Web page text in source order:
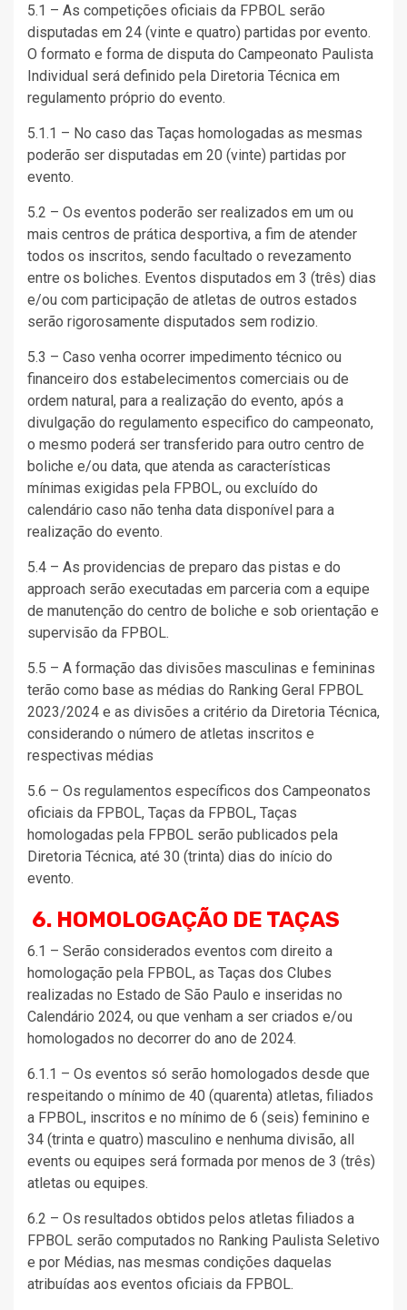
5.1 – As competições oficiais da FPBOL serão
disputadas em 24 (vinte e quatro) partidas por evento.
O formato e forma de disputa do Campeonato Paulista
Individual será definido pela Diretoria Técnica em
regulamento próprio do evento.
5.1.1 – No caso das Taças homologadas as mesmas
poderão ser disputadas em 20 (vinte) partidas por
evento.
5.2 – Os eventos poderão ser realizados em um ou
mais centros de prática desportiva, a fim de atender
todos os inscritos, sendo facultado o revezamento
entre os boliches. Eventos disputados em 3 (três) dias
e/ou com participação de atletas de outros estados
serão rigorosamente disputados sem rodizio.
5.3 – Caso venha ocorrer impedimento técnico ou
financeiro dos estabelecimentos comerciais ou de
ordem natural, para a realização do evento, após a
divulgação do regulamento especifico do campeonato,
o mesmo poderá ser transferido para outro centro de
boliche e/ou data, que atenda as características
mínimas exigidas pela FPBOL, ou excluído do
calendário caso não tenha data disponível para a
realização do evento.
5.4 – As providencias de preparo das pistas e do
approach serão executadas em parceria com a equipe
de manutenção do centro de boliche e sob orientação e
supervisão da FPBOL.
5.5 – A formação das divisões masculinas e femininas
terão como base as médias do Ranking Geral FPBOL
2023/2024 e as divisões a critério da Diretoria Técnica,
considerando o número de atletas inscritos e
respectivas médias
5.6 – Os regulamentos específicos dos Campeonatos
oficiais da FPBOL, Taças da FPBOL, Taças
homologadas pela FPBOL serão publicados pela
Diretoria Técnica, até 30 (trinta) dias do início do
evento.
6. HOMOLOGAÇÃO DE TAÇAS
6.1 – Serão considerados eventos com direito a
homologação pela FPBOL, as Taças dos Clubes
realizadas no Estado de São Paulo e inseridas no
Calendário 2024, ou que venham a ser criados e/ou
homologados no decorrer do ano de 2024.
6.1.1 – Os eventos só serão homologados desde que
respeitando o mínimo de 40 (quarenta) atletas, filiados
a FPBOL, inscritos e no mínimo de 6 (seis) feminino e
34 (trinta e quatro) masculino e nenhuma divisão, all
events ou equipes será formada por menos de 3 (três)
atletas ou equipes.
6.2 – Os resultados obtidos pelos atletas filiados a
FPBOL serão computados no Ranking Paulista Seletivo
e por Médias, nas mesmas condições daquelas
atribuídas aos eventos oficiais da FPBOL.